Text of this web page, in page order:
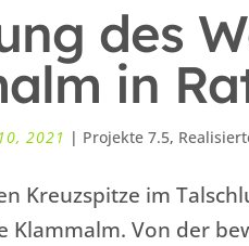
des
in
2021 | Projekte 7.5,
Kreuzspitze im
Klammalm. Von der